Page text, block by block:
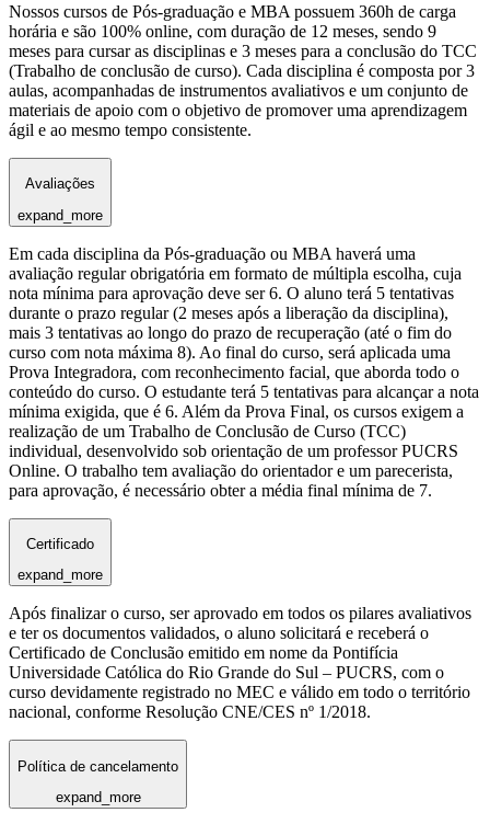
Nossos cursos de Pós-graduação e MBA possuem 360h de carga
horária e são 100% online, com duração de 12 meses, sendo 9
meses para cursar as disciplinas e 3 meses para a conclusão do TCC
(Trabalho de conclusão de curso). Cada disciplina é composta por 3
aulas, acompanhadas de instrumentos avaliativos e um conjunto de
materiais de apoio com o objetivo de promover uma aprendizagem
ágil e ao mesmo tempo consistente.
Avaliações
expand_more
Em cada disciplina da Pós-graduação ou MBA haverá uma
avaliação regular obrigatória em formato de múltipla escolha, cuja
nota mínima para aprovação deve ser 6. O aluno terá 5 tentativas
durante o prazo regular (2 meses após a liberação da disciplina),
mais 3 tentativas ao longo do prazo de recuperação (até o fim do
curso com nota máxima 8). Ao final do curso, será aplicada uma
Prova Integradora, com reconhecimento facial, que aborda todo o
conteúdo do curso. O estudante terá 5 tentativas para alcançar a nota
mínima exigida, que é 6. Além da Prova Final, os cursos exigem a
realização de um Trabalho de Conclusão de Curso (TCC)
individual, desenvolvido sob orientação de um professor PUCRS
Online. O trabalho tem avaliação do orientador e um parecerista,
para aprovação, é necessário obter a média final mínima de 7.
Certificado
expand_more
Após finalizar o curso, ser aprovado em todos os pilares avaliativos
e ter os documentos validados, o aluno solicitará e receberá o
Certificado de Conclusão emitido em nome da Pontifícia
Universidade Católica do Rio Grande do Sul – PUCRS, com o
curso devidamente registrado no MEC e válido em todo o território
nacional, conforme Resolução CNE/CES nº 1/2018.
Política de cancelamento
expand_more